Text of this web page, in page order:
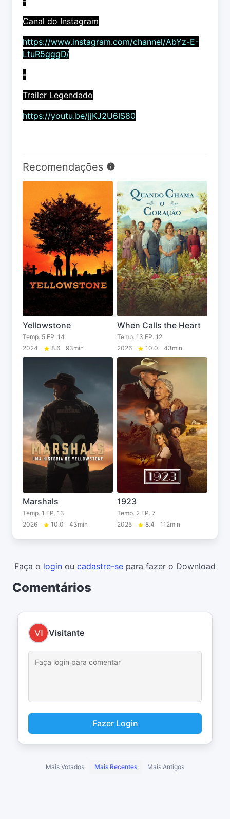
Canal do Instagram
https://www.instagram.com/channel/AbYz-E-
LtuR5gggD/
-
Trailer Legendado
https://youtu.be/jjKJ2U6IS80
Recomendações
Yellowstone
Temp. 5 EP. 14
2024
8.6 93min
When Calls the Heart
Temp. 13 EP. 12
2026
10.0 43min
Marshals
Temp. 1 EP. 13
2026
10.0 43min
1923
Temp. 2 EP. 7
2025
8.4 112min
Faça o login ou cadastre-se para fazer o Download
Comentários
Visitante
Fazer Login
Mais Votados Mais Recentes Mais Antigos